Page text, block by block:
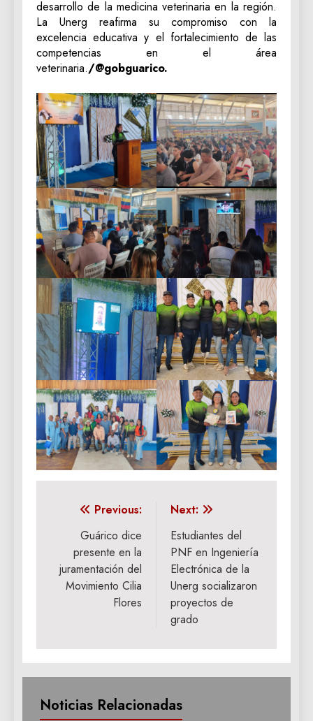
desarrollo de la medicina veterinaria en la región.
La Unerg reafirma su compromiso con la
excelencia educativa y el fortalecimiento de las
competencias en el área
veterinaria./@gobguarico.
Navegación
entradas
Previous:
Guárico dice
presente en la
juramentación del
Movimiento Cilia
Flores
Next:
Estudiantes del
PNF en Ingeniería
Electrónica de la
Unerg socializaron
proyectos de
grado
Noticias Relacionadas